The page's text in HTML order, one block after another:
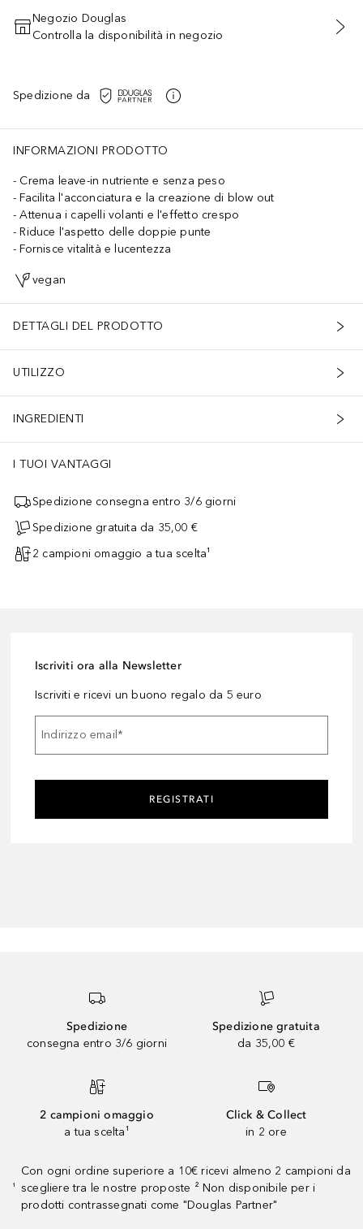
AGGIUNGI AL CARRELLO
Negozio Douglas
Controlla la disponibilità in negozio
Spedizione da
INFORMAZIONI PRODOTTO
Crema leave-in nutriente e senza peso
Facilita l'acconciatura e la creazione di blow out
Attenua i capelli volanti e l'effetto crespo
Riduce l'aspetto delle doppie punte
Fornisce vitalità e lucentezza
vegan
DETTAGLI DEL PRODOTTO
UTILIZZO
INGREDIENTI
I TUOI VANTAGGI
Spedizione consegna entro 3/6 giorni
Spedizione gratuita da 35,00 €
2 campioni omaggio a tua scelta¹
Iscriviti ora alla Newsletter
Iscriviti e ricevi un buono regalo da 5 euro
Indirizzo email*
REGISTRATI
Spedizione
consegna entro 3/6 giorni
Spedizione gratuita
da 35,00 €
2 campioni omaggio
a tua scelta¹
Click & Collect
in 2 ore
¹
Con ogni ordine superiore a 10€ ricevi almeno 2 campioni da
scegliere tra le nostre proposte ² Non disponibile per i
prodotti contrassegnati come "Douglas Partner"